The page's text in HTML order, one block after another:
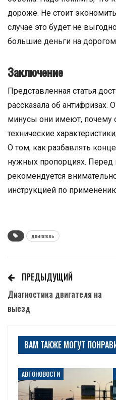
дороже. Не стоит
случае это будет не
большие деньги на
Заключение
Представленная статья
рассказала об антифризах.
минусы они имеют, почему
технические
О том, как разбавлять
нужных пропорциях. Перед
рекомендуется
инструкцией по
двигатель
ПРЕДЫДУЩИЙ
Диагностика двигателя на
выезд
ВАМ ТАКЖЕ МОГУТ
АВТОНОВОСТИ